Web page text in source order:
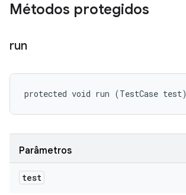
Métodos protegidos
run
protected void run (TestCase test)
Parâmetros
test